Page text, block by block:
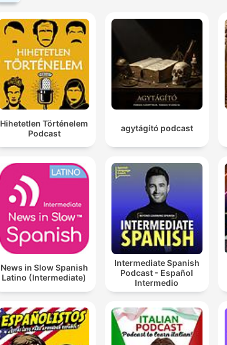
Hihetetlen Történelem
Podcast
agytágító podcast
News in Slow Spanish
Latino (Intermediate)
Intermediate Spanish
Podcast - Español
Intermedio